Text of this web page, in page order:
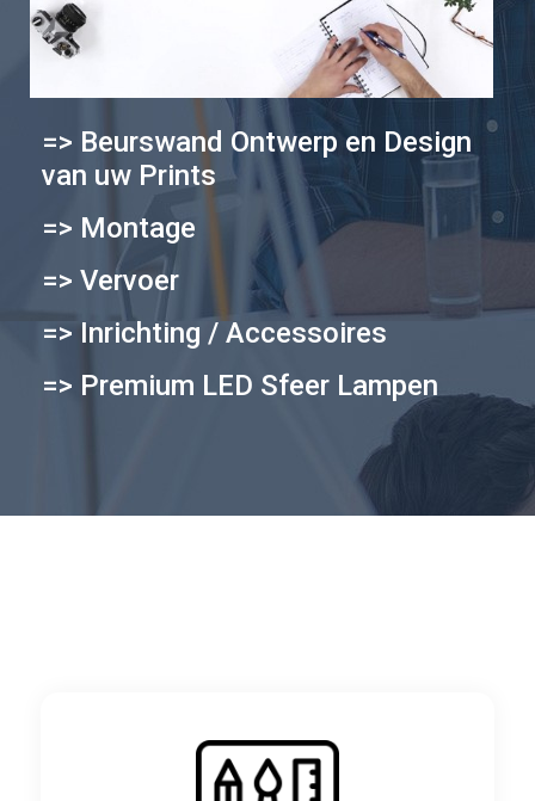
=> Beurswand Ontwerp en Design
van uw Prints
=> Montage
=> Vervoer
=> Inrichting / Accessoires
=> Premium LED Sfeer Lampen